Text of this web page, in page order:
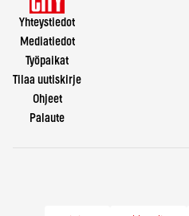
Yhteystiedot
Mediatiedot
Työpaikat
Tilaa uutiskirje
Ohjeet
Palaute